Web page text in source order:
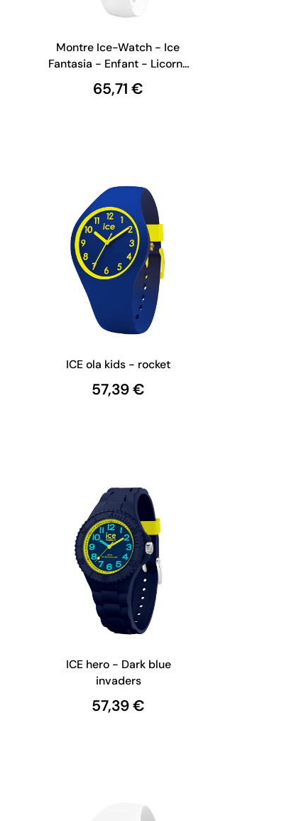
Montre Ice-Watch - Ice
Fantasia - Enfant - Licorne
Blanche Extra Small
65,71 €
ICE ola kids - rocket
57,39 €
ICE hero - Dark blue
invaders
57,39 €